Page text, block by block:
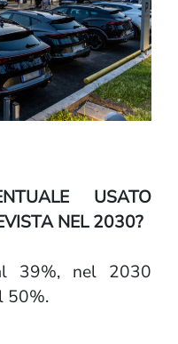
USATO
NEL 2030?
39%, nel 2030
50%.